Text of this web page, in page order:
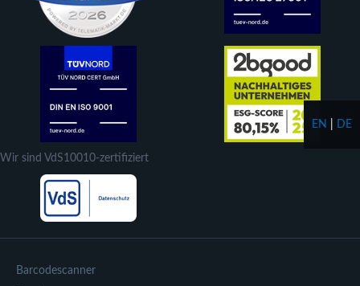
Wir sind VdS10010-zertifiziert
Barcodescanner
EN DE